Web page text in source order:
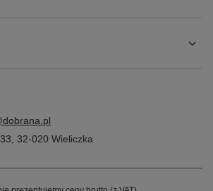
32-020 Wieliczka